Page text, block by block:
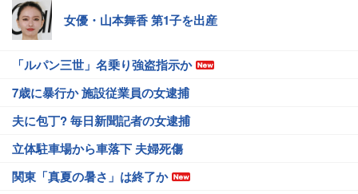
女優・山本舞香 第1子を出産
「ルパン三世」名乗り強盗指示か
7歳に暴行か 施設従業員の女逮捕
夫に包丁? 毎日新聞記者の女逮捕
立体駐車場から車落下 夫婦死傷
関東「真夏の暑さ」は終了か